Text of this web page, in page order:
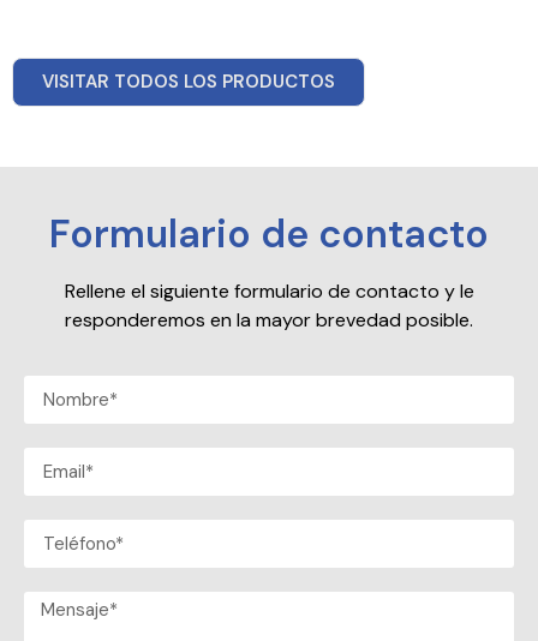
VISITAR TODOS LOS PRODUCTOS
Formulario de contacto
Rellene el siguiente formulario de contacto y le
responderemos en la mayor brevedad posible.